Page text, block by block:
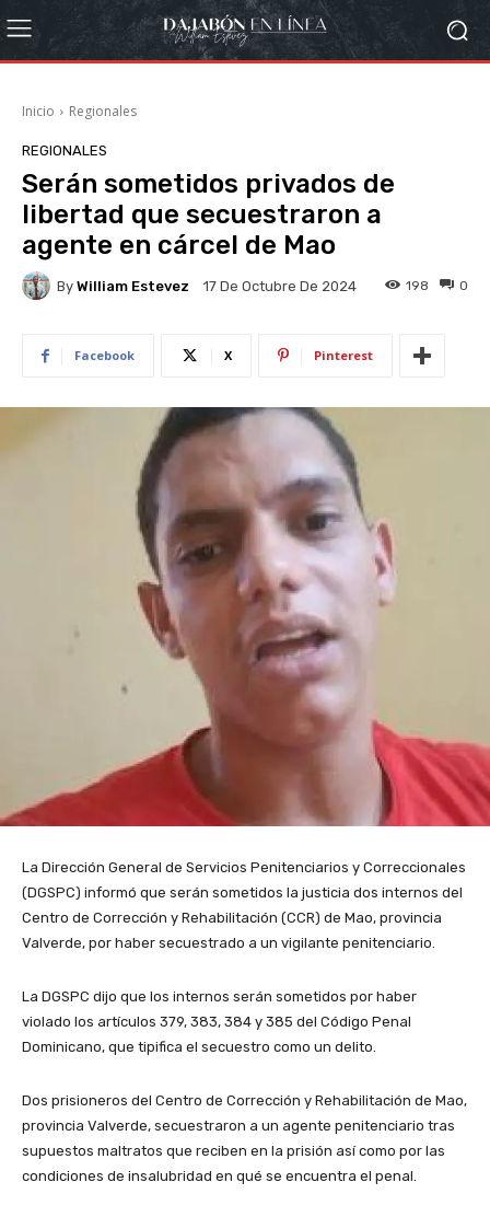
Inicio Regionales
REGIONALES
Serán sometidos privados de
libertad que secuestraron a
agente en cárcel de Mao
By William Estevez 17 De Octubre De 2024 0
198
Facebook X Pinterest
La Dirección General de Servicios Penitenciarios y Correccionales
(DGSPC) informó que serán sometidos la justicia dos internos del
Centro de Corrección y Rehabilitación (CCR) de Mao, provincia
Valverde, por haber secuestrado a un vigilante penitenciario.
La DGSPC dijo que los internos serán sometidos por haber
violado los artículos 379, 383, 384 y 385 del Código Penal
Dominicano, que tipifica el secuestro como un delito.
Dos prisioneros del Centro de Corrección y Rehabilitación de Mao,
provincia Valverde, secuestraron a un agente penitenciario tras
supuestos maltratos que reciben en la prisión así como por las
condiciones de insalubridad en qué se encuentra el penal.